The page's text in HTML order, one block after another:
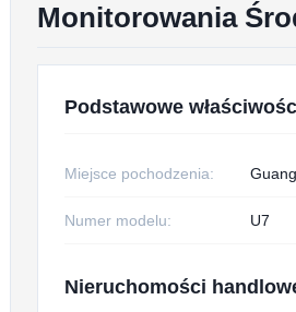
Monitorowania
Podstawowe
Miejsce pochodzenia:
Numer modelu: U7
Nieruchomości